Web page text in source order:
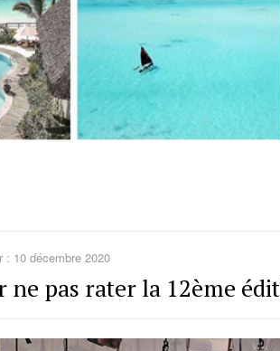
: 10 décembre 2020
ne pas rater la 12ème